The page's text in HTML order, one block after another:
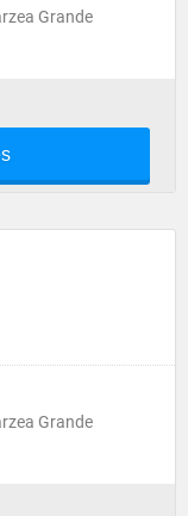
Grande
Grande